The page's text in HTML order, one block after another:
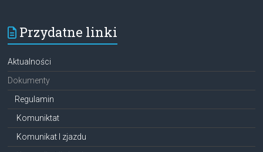
Przydatne linki
Aktualności
Dokumenty
Regulamin
Komuniktat
Komunikat I zjazdu